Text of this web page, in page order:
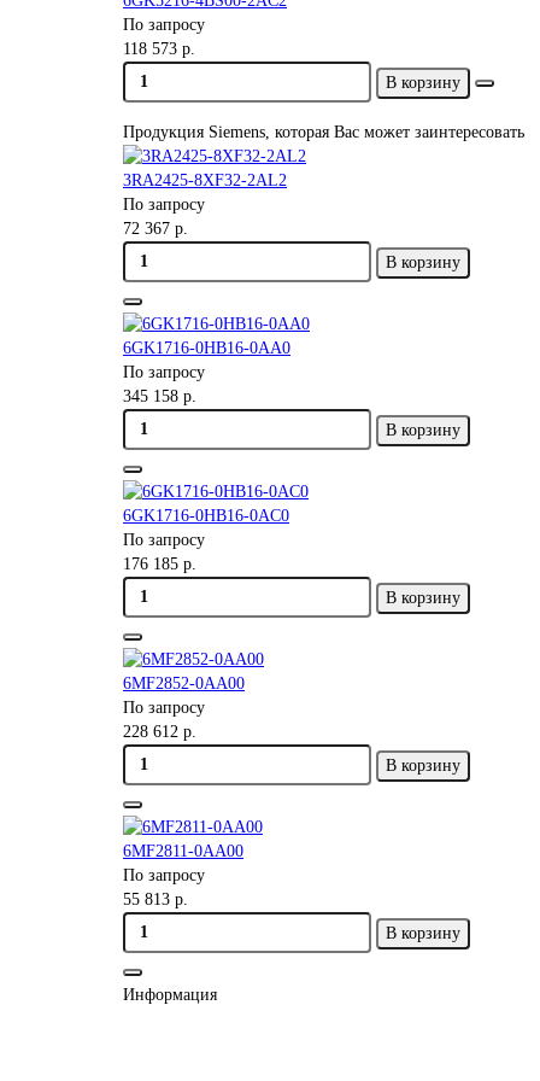
По запросу
118 573 р.
В корзину
Продукция Siemens, которая Вас может заинтересовать
3RA2425-8XF32-2AL2
По запросу
72 367 р.
В корзину
6GK1716-0HB16-0AA0
По запросу
345 158 р.
В корзину
6GK1716-0HB16-0AC0
По запросу
176 185 р.
В корзину
6MF2852-0AA00
По запросу
228 612 р.
В корзину
6MF2811-0AA00
По запросу
55 813 р.
В корзину
Информация